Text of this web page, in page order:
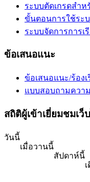
ระบบตัดเกรดสำ
ขั้นตอนการใช้ระ
ระบบจัดการการ
ข้อเสนอแนะ
ข้อเสนอแนะ/ร้อง
แบบสอบถามควา
สถิติผู้เข้าเยี่ยมชมเว็
วันนี้
เมื่อวานนี้
สัปดาห์นี้